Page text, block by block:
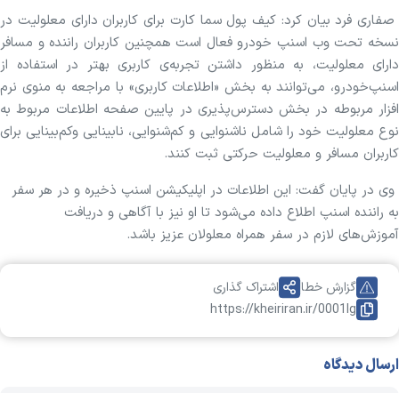
صفاری فرد بیان کرد: کیف پول سما کارت برای کاربران دارای معلولیت در
نسخه تحت وب اسنپ خودرو فعال است همچنین کاربران راننده و مسافر
دارای معلولیت، به منظور داشتن تجربه‌ی کاربری بهتر در استفاده از
اسنپ‌خودرو، می‌توانند به بخش «اطلاعات کاربری» با مراجعه به منوی نرم
افزار مربوطه در بخش دسترس‌پذیری در پایین صفحه اطلاعات مربوط به
نوع معلولیت خود را شامل ناشنوایی و کم‌شنوایی، نابینایی وکم‌بینایی برای
کاربران مسافر و معلولیت حرکتی ثبت کنند.
وی در پایان گفت: این اطلاعات در اپلیکیشن اسنپ ذخیره و در هر سفر
به راننده اسنپ اطلاع داده می‌شود تا او نیز با آگاهی و دریافت
آموزش‌های لازم در سفر همراه معلولان عزیز باشد.
https://kheiriran.ir/0001Ig
گزارش خطا اشتراک گذاری
ارسال دیدگاه